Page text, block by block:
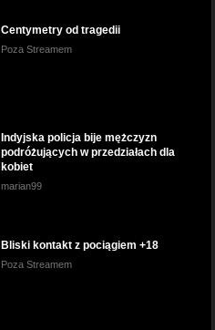
Centymetry od tragedii
Poza Streamem
Indyjska policja bije mężczyzn
podróżujących w przedziałach dla
kobiet
marian99
Bliski kontakt z pociągiem +18
Poza Streamem